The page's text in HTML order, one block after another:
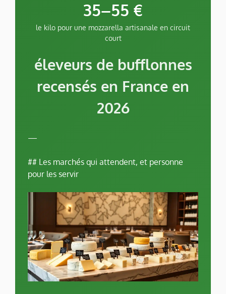
35–55 €
le kilo pour une mozzarella artisanale en circuit
court
éleveurs de bufflonnes
recensés en France en
2026
—
## Les marchés qui attendent, et personne
pour les servir